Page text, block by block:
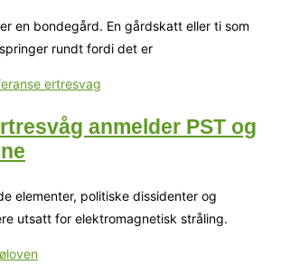
en bondegård. En gårdskatt eller ti som
rundt fordi det er
anmelder PST og
elementer, politiske dissidenter og
utsatt for elektromagnetisk stråling.